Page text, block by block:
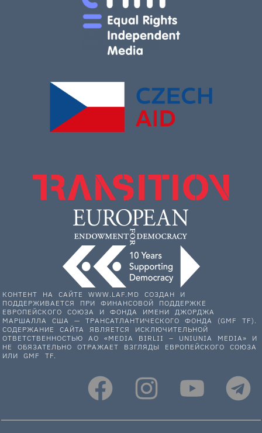
КОНТЕНТ НА САЙТЕ WWW.LAF.MD СОЗДАН И
ПОДДЕРЖИВАЕТСЯ ПРИ ФИНАНСОВОЙ ПОДДЕРЖКЕ
ЕВРОПЕЙСКОГО СОЮЗА И ФОНДА ИМЕНИ ДЖОРДЖА
МАРШАЛЛА США — ТРАНСАТЛАНТИЧЕСКОГО ФОНДА (GMF TF).
СОДЕРЖАНИЕ САЙТА ЯВЛЯЕТСЯ ИСКЛЮЧИТЕЛЬНОЙ
ОТВЕТСТВЕННОСТЬЮ АО «MEDIA BIRLII – UNIUNIA MEDIA» И
НЕ ОБЯЗАТЕЛЬНО ОТРАЖАЕТ ВЗГЛЯДЫ ЕВРОПЕЙСКОГО СОЮЗА
ИЛИ GMF TF.